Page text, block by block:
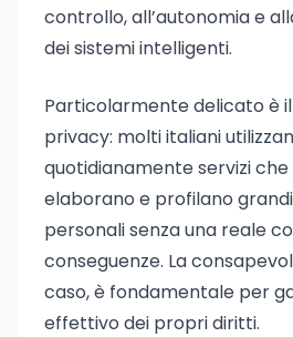
controllo, all’autonomia e
dei sistemi intelligenti.
Particolarmente delicato è
privacy: molti italiani
quotidianamente servizi
elaborano e profilano
personali senza una reale
conseguenze. La
caso, è fondamentale per
effettivo dei propri diritti.